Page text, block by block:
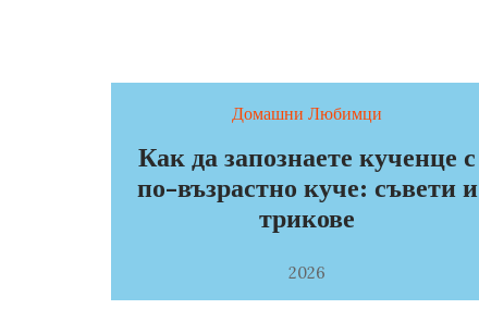
Домашни Любимци
Как да запознаете кученце с
по-възрастно куче: съвети и
трикове
2026